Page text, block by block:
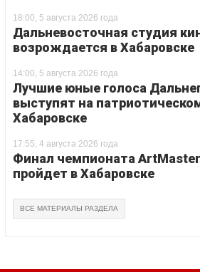
18:00, 5 августа 2026 года
Дальневосточная студия
возрождается в Хабаровске
14:00, 5 августа 2026 года
Лучшие юные голоса
выступят на
Хабаровске
17:55, 4 августа 2026 года
Финал чемпионата
пройдет в Хабаровске
ВСЕ МАТЕРИАЛЫ РАЗДЕЛА